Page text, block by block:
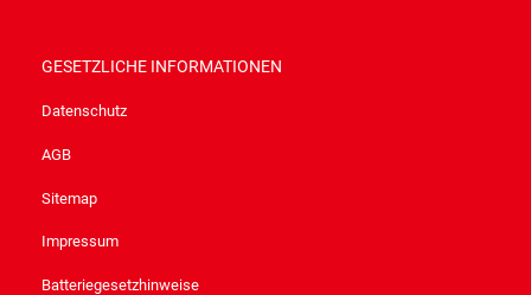
GESETZLICHE INFORMATIONEN
Datenschutz
AGB
Sitemap
Impressum
Batteriegesetzhinweise